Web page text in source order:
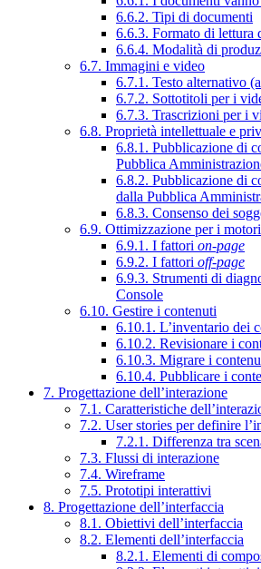
6.6.2. Tipi di documenti
6.6.3. Formato di lettura
6.6.4. Modalità di
6.7. Immagini e video
6.7.1. Testo alternativo
6.7.2. Sottotitoli per i
6.7.3. Trascrizioni per i
6.8. Proprietà intellettuale e
6.8.1. Pubblicazione di
Pubblica
6.8.2. Pubblicazione di
dalla Pubblica
6.8.3. Consenso dei
6.9. Ottimizzazione per i
6.9.1. I fattori on-page
6.9.2. I fattori off-page
6.9.3. Strumenti di
Console
6.10. Gestire i contenuti
6.10.1. L’inventario dei
6.10.2. Revisionare i
6.10.3. Migrare i
6.10.4. Pubblicare i
7. Progettazione dell’interazione
7.1. Caratteristiche
7.2. User stories per definire
7.2.1. Differenza tra
7.3. Flussi di interazione
7.4. Wireframe
7.5. Prototipi interattivi
8. Progettazione dell’interfaccia
8.1. Obiettivi dell’interfaccia
8.2. Elementi dell’interfaccia
8.2.1. Elementi di